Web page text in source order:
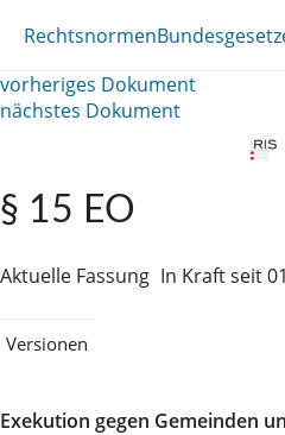
Rechtsnormen
vorheriges Dokument
nächstes Dokument
§ 15 EO
Aktuelle Fassung In Kraft seit
Versionen
Exekution gegen Gemeinden